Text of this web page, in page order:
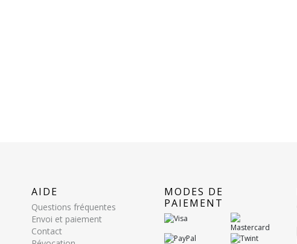
AIDE
Questions fréquentes
Envoi et paiement
Contact
MODES DE
PAIEMENT